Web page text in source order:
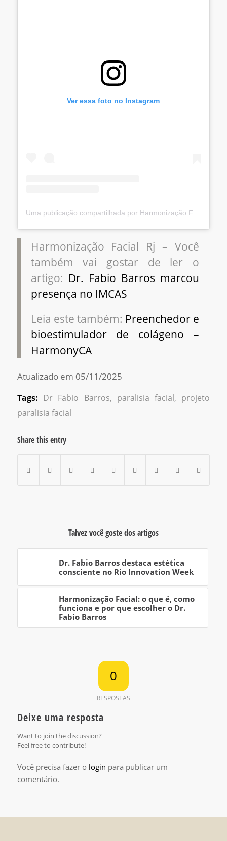
Ver essa foto no Instagram
Uma publicação compartilhada por Harmonização Facial RJ / SP (@fabioricardobarros)
Harmonização Facial Rj – Você
também vai gostar de ler o
artigo: Dr. Fabio Barros marcou
presença no IMCAS
Leia este também: Preenchedor e
bioestimulador de colágeno –
HarmonyCA
Atualizado em 05/11/2025
Tags: Dr Fabio Barros, paralisia facial, projeto
paralisia facial
Share this entry
Talvez você goste dos artigos
Dr. Fabio Barros destaca estética
consciente no Rio Innovation Week
Harmonização Facial: o que é, como
funciona e por que escolher o Dr.
Fabio Barros
0
RESPOSTAS
Deixe uma resposta
Want to join the discussion?
Feel free to contribute!
Você precisa fazer o login para publicar um
comentário.